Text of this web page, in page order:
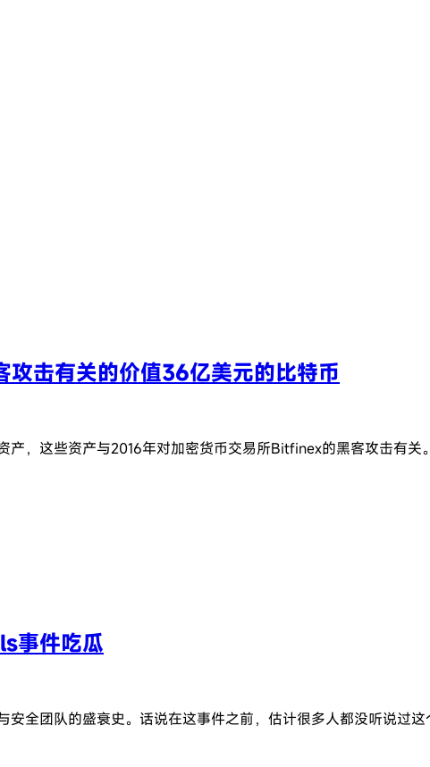
击有关的价值36亿美元的比特币
，这些资产与2016年对加密货币交易所Bitfinex的黑客攻击有关。
事件吃瓜
全团队的盛衰史。话说在这事件之前，估计很多人都没听说过这